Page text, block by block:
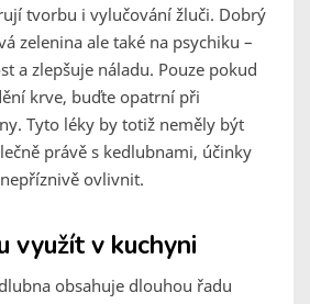
tvorbu i vylučování žluči. Dobrý
zelenina ale také na psychiku –
a zlepšuje náladu. Pouze pokud
krve, buďte opatrní při
Tyto léky by totiž neměly být
právě s kedlubnami, účinky
ovlivnit.
využít v kuchyni
obsahuje dlouhou řadu